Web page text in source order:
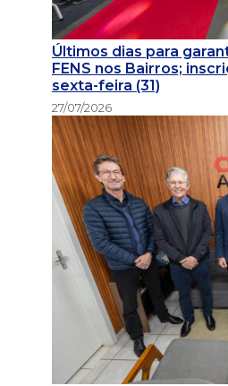
Últimos dias para
FENS nos Bairros;
sexta-feira (31)
27/07/2026